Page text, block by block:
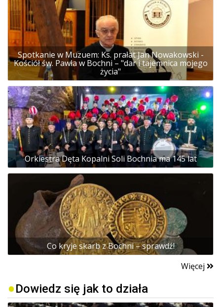
Spotkanie w Muzuem: Ks. prałat Jan Nowakowski -
Kościół św. Pawła w Bochni – "dar i tajemnica mojego
życia"
Orkiestra Dęta Kopalni Soli Bochnia ma 145 lat
Co kryje skarb z Bochni – sprawdź!
Więcej
Dowiedz się jak to działa